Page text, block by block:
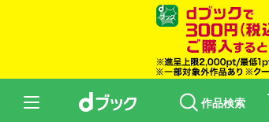
作品検索